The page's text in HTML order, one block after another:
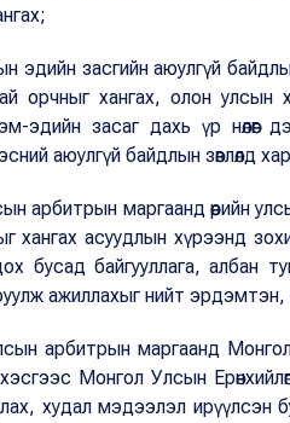
эдийн засгийн аюулгүй
орчныг хангах, олон
эдийн засаг дахь үр
аюулгүй байдлын зөвлөлд
арбитрын маргаанд өөрийн
хангах асуудлын хүрээнд
бусад байгууллага, албан
ажиллахыг нийт эрдэмтэн,
арбитрын маргаанд
Монгол Улсын
худал мэдээлэл ирүүлсэн